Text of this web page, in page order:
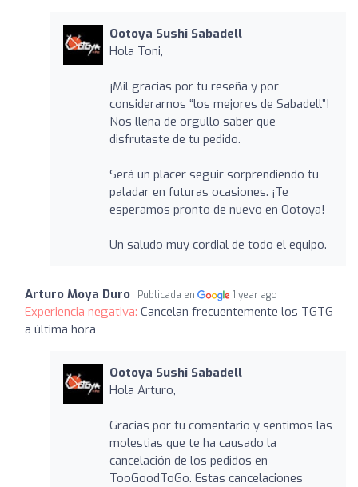
Ootoya Sushi Sabadell
Hola Toni,
¡Mil gracias por tu reseña y por
considerarnos “los mejores de Sabadell”!
Nos llena de orgullo saber que
disfrutaste de tu pedido.
Será un placer seguir sorprendiendo tu
paladar en futuras ocasiones. ¡Te
esperamos pronto de nuevo en Ootoya!
Un saludo muy cordial de todo el equipo.
Arturo Moya Duro Publicada en 1 year ago
Experiencia negativa: Cancelan frecuentemente los TGTG
a última hora
Ootoya Sushi Sabadell
Hola Arturo,
Gracias por tu comentario y sentimos las
molestias que te ha causado la
cancelación de los pedidos en
TooGoodToGo. Estas cancelaciones